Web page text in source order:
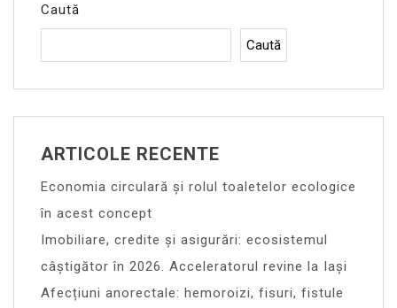
Caută
Caută
ARTICOLE RECENTE
Economia circulară și rolul toaletelor ecologice
în acest concept
Imobiliare, credite și asigurări: ecosistemul
câștigător în 2026. Acceleratorul revine la Iași
Afecțiuni anorectale: hemoroizi, fisuri, fistule